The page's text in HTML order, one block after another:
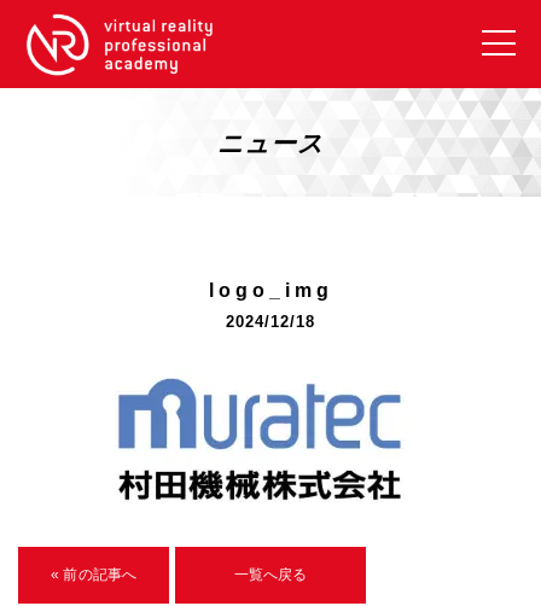
VRアカデミーとは
【2026年10月】ARエキスパートコース
【2026年10月】XRプロフェッショナル
《リスキリング補助金コース》
リスキリング補助金対象コース説明
U-15メタバースプログラミング講座
ニュース
logo_img
2024/12/18
« 前の記事へ 一覧へ戻る